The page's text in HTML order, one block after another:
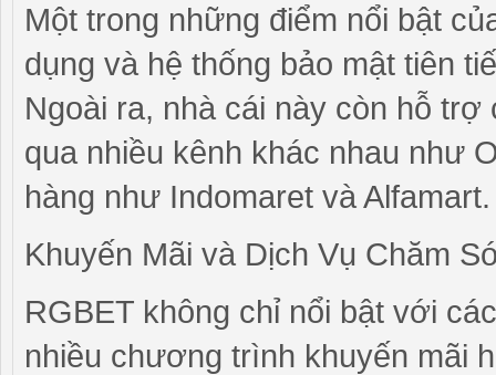
Một trong những điểm nổi bật
dụng và hệ thống bảo mật tiên
Ngoài ra, nhà cái này còn hỗ
qua nhiều kênh khác nhau như
hàng như Indomaret và Alfamart.
Khuyến Mãi và Dịch Vụ Chăm
RGBET không chỉ nổi bật với
nhiều chương trình khuyến mãi